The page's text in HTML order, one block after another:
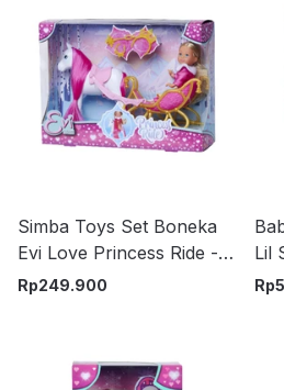
Simba Toys Set Boneka
Evi Love Princess Ride -
Mix
Rp249.900
Lil
Rp